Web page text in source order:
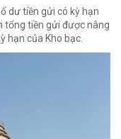
dư tiền gửi có kỳ hạn
tổng tiền gửi được nâng
hạn của Kho bạc.